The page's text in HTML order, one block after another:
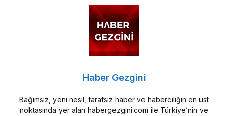
Haber Gezgini
Bağımsız, yeni nesil, tarafsız haber ve haberciliğin en üst
noktasında yer alan habergezgini.com ile Türkiye’nin ve